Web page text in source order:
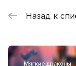
Назад к